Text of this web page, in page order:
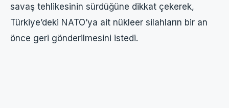
savaş tehlikesinin sürdüğüne dikkat çekerek,
Türkiye’deki NATO’ya ait nükleer silahların bir an
önce geri gönderilmesini istedi.